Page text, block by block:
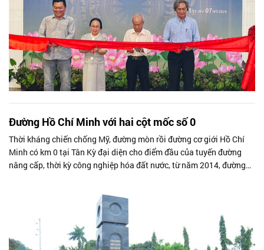
Đường Hồ Chí Minh với hai cột mốc số 0
Thời kháng chiến chống Mỹ, đường mòn rồi đường cơ giới Hồ Chí
Minh có km 0 tại Tân Kỳ đại diện cho điểm đầu của tuyến đường
nâng cấp, thời kỳ công nghiệp hóa đất nước, từ năm 2014, đường